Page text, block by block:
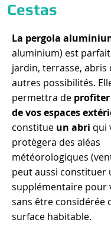
Cestas
La pergola
aluminium) est
jardin, terrasse, abris
autres possibilités.
permettra de
de vos espaces
constitue un abri qui
protègera des aléas
météorologiques
peut aussi constituer
supplémentaire pour
sans être considérée
surface habitable.